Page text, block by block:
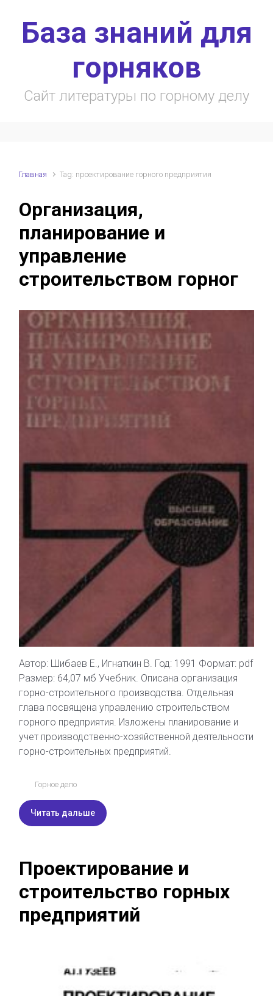
База знаний для
горняков
Сайт литературы по горному делу
Главная Tag: проектирование горного предприятия
Организация,
планирование и
управление
строительством горног
Автор: Шибаев Е., Игнаткин В. Год: 1991 Формат: pdf
Размер: 64,07 мб Учебник. Описана организация
горно-строительного производства. Отдельная
глава посвящена управлению строительством
горного предприятия. Изложены планирование и
учет производственно-хозяйственной деятельности
горно-строительных предприятий.
Горное дело
Читать дальше
Проектирование и
строительство горных
предприятий